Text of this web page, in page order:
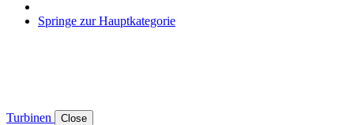
Springe zur Hauptkategorie
Turbinen Close